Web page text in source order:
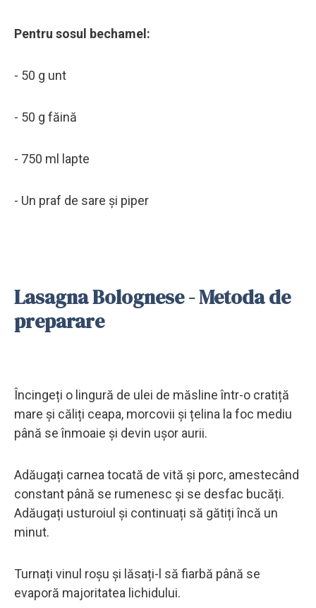
Pentru sosul bechamel:
- 50 g unt
- 50 g făină
- 750 ml lapte
- Un praf de sare și piper
Lasagna Bolognese - Metoda de
preparare
Încingeți o lingură de ulei de măsline într-o cratiță
mare și căliți ceapa, morcovii și țelina la foc mediu
până se înmoaie și devin ușor aurii.
Adăugați carnea tocată de vită și porc, amestecând
constant până se rumenesc și se desfac bucăți.
Adăugați usturoiul și continuați să gătiți încă un
minut.
Turnați vinul roșu și lăsați-l să fiarbă până se
evaporă majoritatea lichidului.